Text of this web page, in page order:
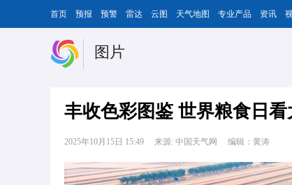
首页 预报 预警 雷达 云图 天气地图 专业产品 资讯
图片
丰收色彩图鉴 世界粮食日
2025年10月15日 15:49 来源: 中国天气网 编辑：黄涛